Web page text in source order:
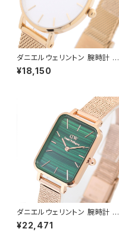
ダニエルウェリントン 腕時計 PE
TITE MESH 28 ホワイト DW
00100350 レディース ホワイ
¥18,150
ダニエルウェリントン 腕時計 Q
UADRO PRESSED MELROS
E 20×26 DW00100437 クア
¥22,471